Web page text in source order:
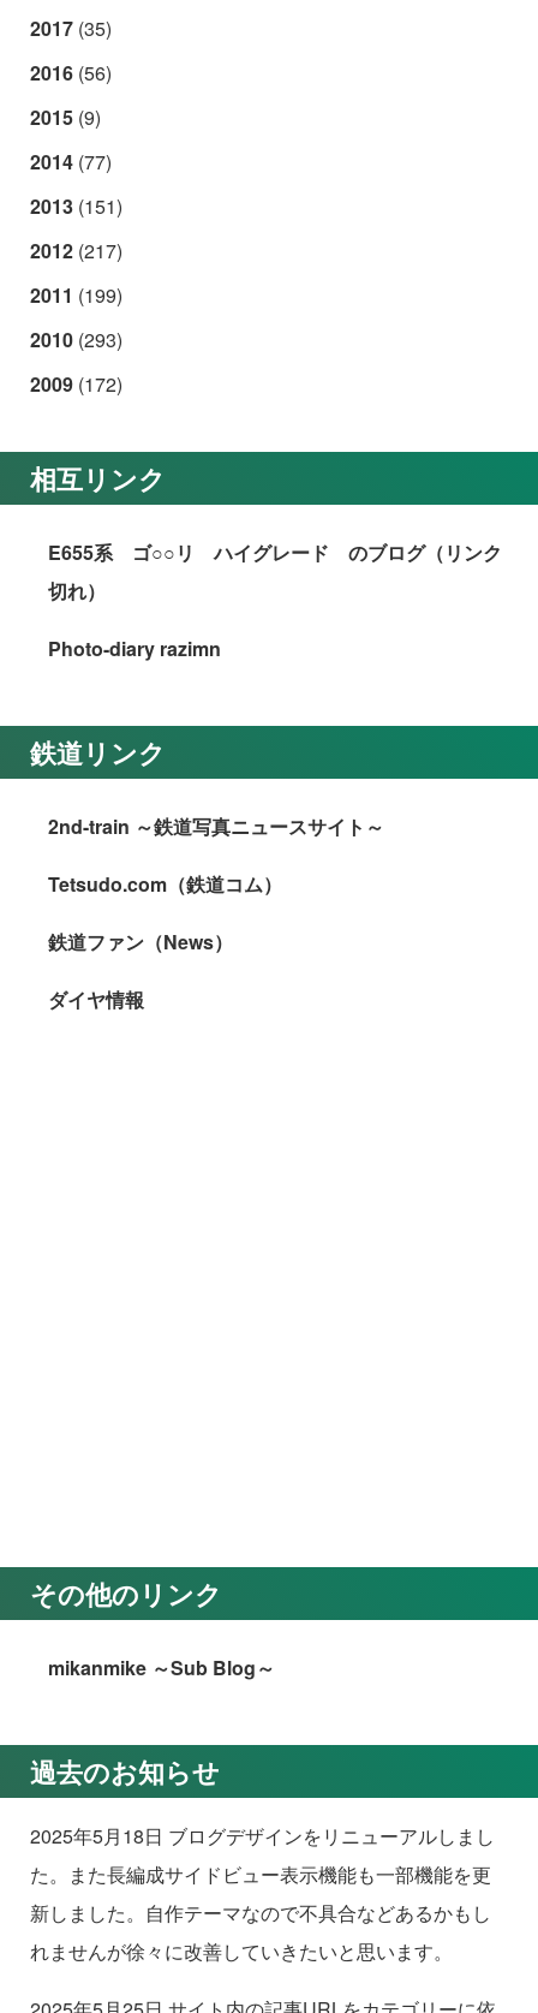
2017 (35)
2016 (56)
2015 (9)
2014 (77)
2013 (151)
2012 (217)
2011 (199)
2010 (293)
2009 (172)
相互リンク
E655系 ゴ○○リ ハイグレード のブログ（リンク
切れ）
Photo-diary razimn
鉄道リンク
2nd-train ～鉄道写真ニュースサイト～
Tetsudo.com（鉄道コム）
鉄道ファン（News）
ダイヤ情報
その他のリンク
mikanmike ～Sub Blog～
過去のお知らせ
2025年5月18日 ブログデザインをリニューアルしまし
た。また長編成サイドビュー表示機能も一部機能を更
新しました。自作テーマなので不具合などあるかもし
れませんが徐々に改善していきたいと思います。